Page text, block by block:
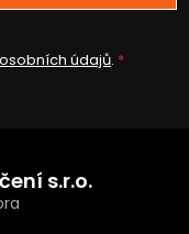
osobních údajů.
s.r.o.